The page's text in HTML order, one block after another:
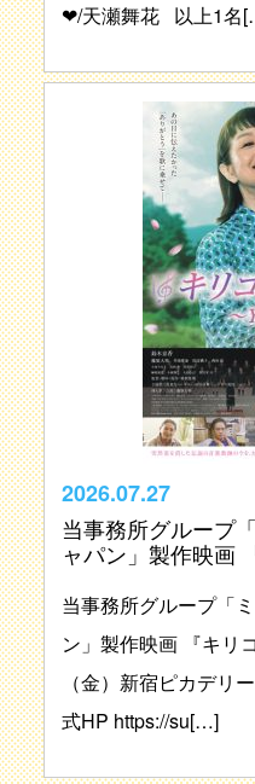
❤︎/天瀬舞花 以上1名
2026.07.27
当事務所グループ
ャパン」製作映画
当事務所グループ「
ン」製作映画 『キリ
（金）新宿ピカデリ
式HP https://su[…]